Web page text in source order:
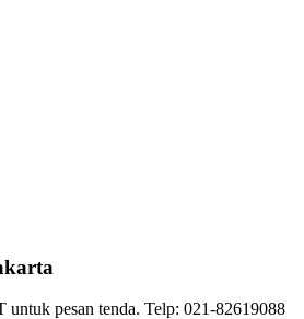
pesan tenda. Telp: 021-82619088